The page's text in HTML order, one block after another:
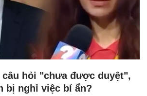
câu hỏi "chưa được duyệt",
bị nghỉ việc bí ẩn?